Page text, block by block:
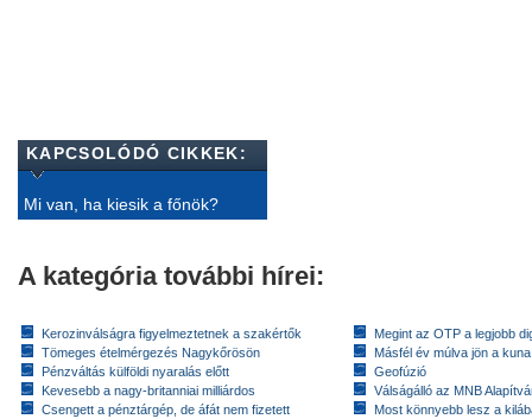
KAPCSOLÓDÓ CIKKEK:
Mi van, ha kiesik a főnök?
A kategória további hírei:
Kerozinválságra figyelmeztetnek a szakértők
Tömeges ételmérgezés Nagykőrösön
Pénzváltás külföldi nyaralás előtt
Kevesebb a nagy-britanniai milliárdos
Csengett a pénztárgép, de áfát nem fizetett
Megint az OTP a legjobb
Másfél év múlva jön a
Geofúzió
Válságálló az MNB
Most könnyebb lesz a